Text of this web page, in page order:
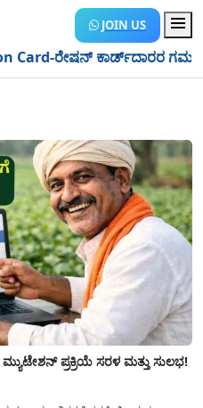
JOIN US
ರೇಷನ್ ಕಾರ್ಡ್‍ದಾರರ ಗಮನಕ್ಕೆ:
ಪ್ರಕ್ರಿಯೆ ಸರಳ ಮತ್ತು ಸುಲಭ!